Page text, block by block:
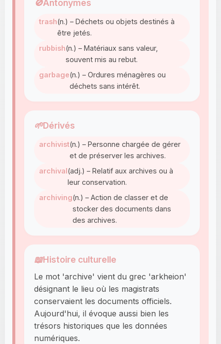
🚫Antonymes
trash(n.) – Déchets ou objets destinés à
être jetés.
rubbish(n.) – Matériaux sans valeur,
souvent mis au rebut.
garbage(n.) – Ordures ménagères ou
déchets sans intérêt.
🌱Dérivés
archivist(n.) – Personne chargée de gérer
et de préserver les archives.
archival(adj.) – Relatif aux archives ou à
leur conservation.
archiving(n.) – Action de classer et de
stocker des documents dans
des archives.
📖Histoire culturelle
Le mot 'archive' vient du grec 'arkheion'
désignant le lieu où les magistrats
conservaient les documents officiels.
Aujourd'hui, il évoque aussi bien les
trésors historiques que les données
numériques.